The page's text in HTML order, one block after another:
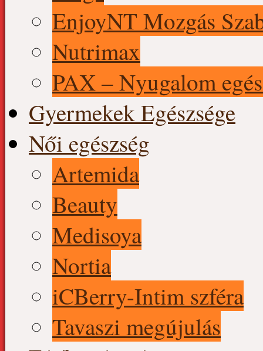
EnjoyNT Mozgás
Nutrimax
PAX – Nyugalom
Gyermekek Egészsége
Női egészség
Artemida
Beauty
Medisoya
Nortia
iCBerry-Intim szféra
Tavaszi megújulás